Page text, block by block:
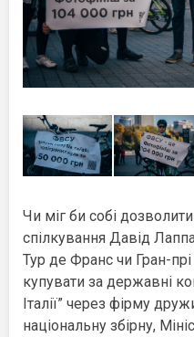
Чи міг би собі
спілкування Давід
Тур де Франс чи Гран-
купувати за державні
Італії” через фірму
національну збірну,